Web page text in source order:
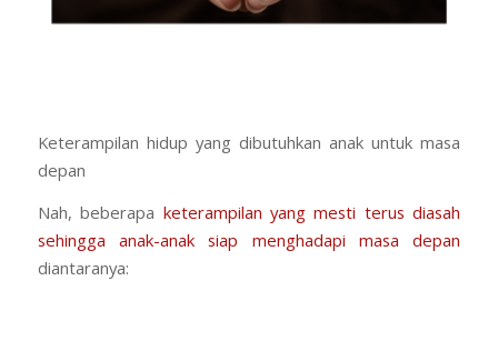
Keterampilan hidup yang dibutuhkan anak untuk masa
depan
Nah, beberapa keterampilan yang mesti terus diasah
sehingga anak-anak siap menghadapi masa depan
diantaranya: